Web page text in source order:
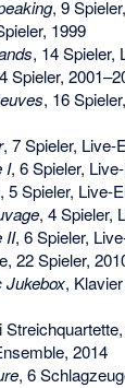
, 9
1999
, 14 Spieler,
Spieler,
, 16
, 7 Spieler, Live-
I, 6 Spieler,
, 5 Spieler, Live-
, 4 Spieler,
II, 6 Spieler,
22 Spieler,
Jukebox,
2014
, 6